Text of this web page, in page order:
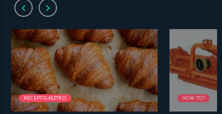
RECEPT/GASZTRO HOW TO?